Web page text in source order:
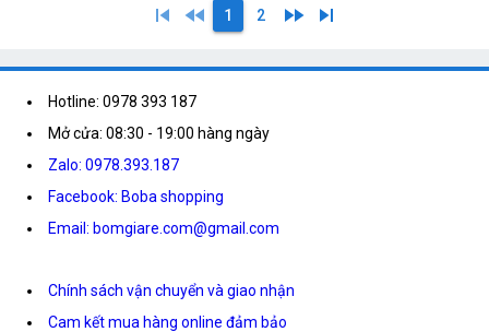
skip_previous fast_rewind 1 2 fast_forward skip_next
Hotline: 0978 393 187
Mở cửa: 08:30 - 19:00 hàng ngày
Zalo: 0978.393.187
Facebook: Boba shopping
Email: bomgiare.com@gmail.com
Chính sách vận chuyển và giao nhận
Cam kết mua hàng online đảm bảo